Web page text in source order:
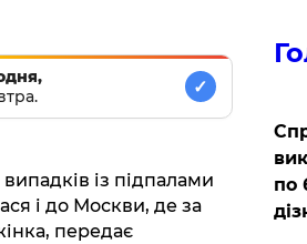
✓
із підпалами
і до Москви, де за
передає
по